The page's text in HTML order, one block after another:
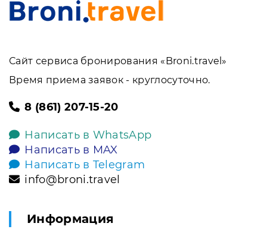
Сайт сервиса бронирования «Broni.travel»
Время приема заявок - круглосуточно.
8 (861) 207-15-20
Написать в WhatsApp
Написать в MAX
Написать в Telegram
info@broni.travel
Информация